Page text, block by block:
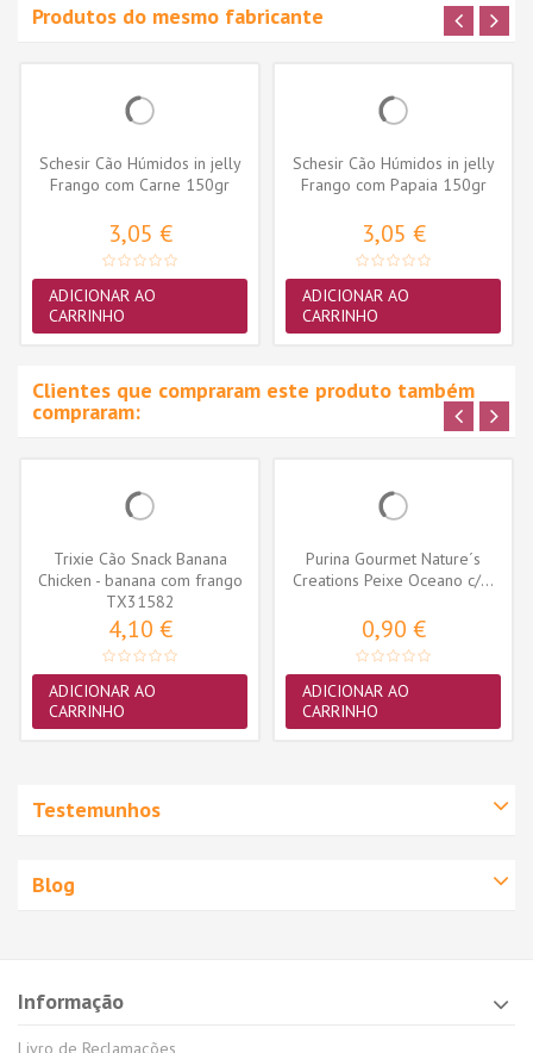
Produtos do mesmo fabricante
Schesir Cão Húmidos in jelly
Frango com Carne 150gr
3,05 €
ADICIONAR AO
CARRINHO
Schesir Cão Húmidos in jelly
Frango com Papaia 150gr
3,05 €
ADICIONAR AO
CARRINHO
Clientes que compraram este produto também
compraram:
Trixie Cão Snack Banana
Chicken - banana com frango
100gr...
TX31582
4,10 €
ADICIONAR AO
CARRINHO
Purina Gourmet Nature´s
Creations Peixe Oceano c/...
0,90 €
ADICIONAR AO
CARRINHO
Testemunhos
Blog
Informação
Livro de Reclamações